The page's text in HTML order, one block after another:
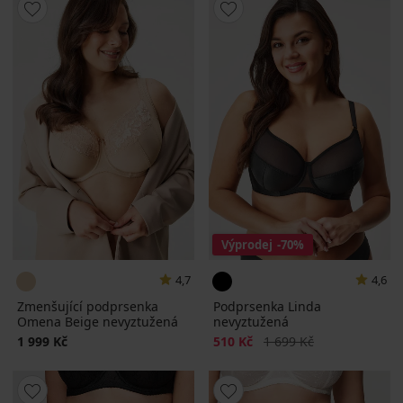
4,7
Zmenšující podprsenka
Omena Beige nevyztužená
1 999 Kč
Výprodej -70%
4,6
Podprsenka Linda
nevyztužená
Sleva
510 Kč Původní cena
1 699 Kč